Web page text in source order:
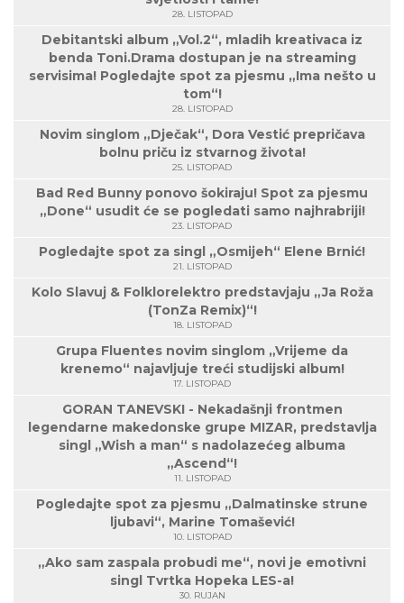
28. LISTOPAD
Debitantski album „Vol.2“, mladih kreativaca iz
benda Toni.Drama dostupan je na streaming
servisima! Pogledajte spot za pjesmu „Ima nešto u
tom“!
28. LISTOPAD
Novim singlom „Dječak“, Dora Vestić prepričava
bolnu priču iz stvarnog života!
25. LISTOPAD
Bad Red Bunny ponovo šokiraju! Spot za pjesmu
„Done“ usudit će se pogledati samo najhrabriji!
23. LISTOPAD
Pogledajte spot za singl „Osmijeh“ Elene Brnić!
21. LISTOPAD
Kolo Slavuj & Folklorelektro predstavjaju „Ja Roža
(TonZa Remix)“!
18. LISTOPAD
Grupa Fluentes novim singlom „Vrijeme da
krenemo“ najavljuje treći studijski album!
17. LISTOPAD
GORAN TANEVSKI - Nekadašnji frontmen
legendarne makedonske grupe MIZAR, predstavlja
singl „Wish a man“ s nadolazećeg albuma
„Ascend“!
11. LISTOPAD
Pogledajte spot za pjesmu „Dalmatinske strune
ljubavi“, Marine Tomašević!
10. LISTOPAD
„Ako sam zaspala probudi me“, novi je emotivni
singl Tvrtka Hopeka LES-a!
30. RUJAN